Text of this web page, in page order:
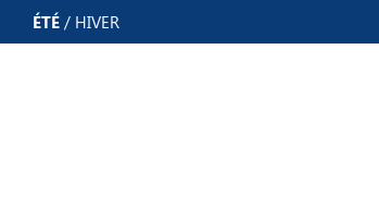
ÉTÉ / HIVER
Panneau de gestion des cookies